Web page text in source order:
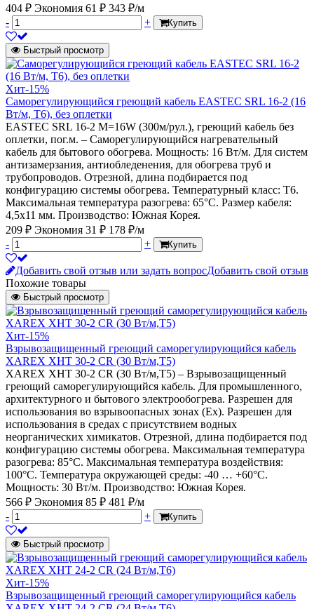
404 ₽ Экономия 61 ₽ 343 ₽/м
-
+ Купить
Быстрый просмотр
Хит-15%
Саморегулирующийся греющий кабель EASTEC SRL 16-2 (16
Вт/м, Т6), без оплетки
EASTEC SRL 16-2 M=16W (300м/рул.), греющий кабель без
оплетки, пог.м. – Саморегулирующийся нагревательный
кабель для бытового обогрева. Мощность: 16 Вт/м. Для систем
антизамерзания, антиобледенения, для обогрева труб и
трубопроводов. Отрезной, длина подбирается под
конфигурацию системы обогрева. Температурный класс: Т6.
Максимальная температура разогрева: 65°С. Размер кабеля:
4,5х11 мм. Производство: Южная Корея.
209 ₽ Экономия 31 ₽ 178 ₽/м
-
+ Купить
Добавить свой отзыв или задать вопросДобавить свой отзыв
Похожие товары
Быстрый просмотр
Хит-15%
Взрывозащищенный греющий саморегулирующийся кабель
XAREX XHT 30-2 CR (30 Вт/м,Т5)
XAREX XHT 30-2 CR (30 Вт/м,Т5) – Взрывозащищенный
греющий саморегулирующийся кабель. Для промышленного,
архитектурного и бытового электрообогрева. Разрешен для
использования во взрывоопасных зонах (Ех). Разрешен для
использования в средах с присутствием водных
неорганических химикатов. Отрезной, длина подбирается под
конфигурацию системы обогрева. Максимальная температура
разогрева: 85°С. Максимальная температура воздействия:
100°С. Температура окружающей среды: -40 … +60°С.
Мощность: 30 Вт/м. Производство: Южная Корея.
566 ₽ Экономия 85 ₽ 481 ₽/м
-
+ Купить
Быстрый просмотр
Хит-15%
Взрывозащищенный греющий саморегулирующийся кабель